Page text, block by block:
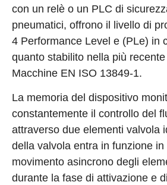
con un relè o un PLC di
pneumatici, offrono il livello di
4 Performance Level e (PLe) in
quanto stabilito nella più
Macchine EN ISO 13849-1.
La memoria del dispositivo
constantemente il controllo del
attraverso due elementi valvola
della valvola entra in funzione
movimento asincrono degli
durante la fase di attivazione e